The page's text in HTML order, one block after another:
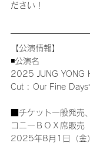
ださい！
【公演情報】
◾️公演名
2025 JUNG YONG
Cut : Our Fine
■チケット一般発売
コニーＢＯＸ席販売
2025年8月1日（金